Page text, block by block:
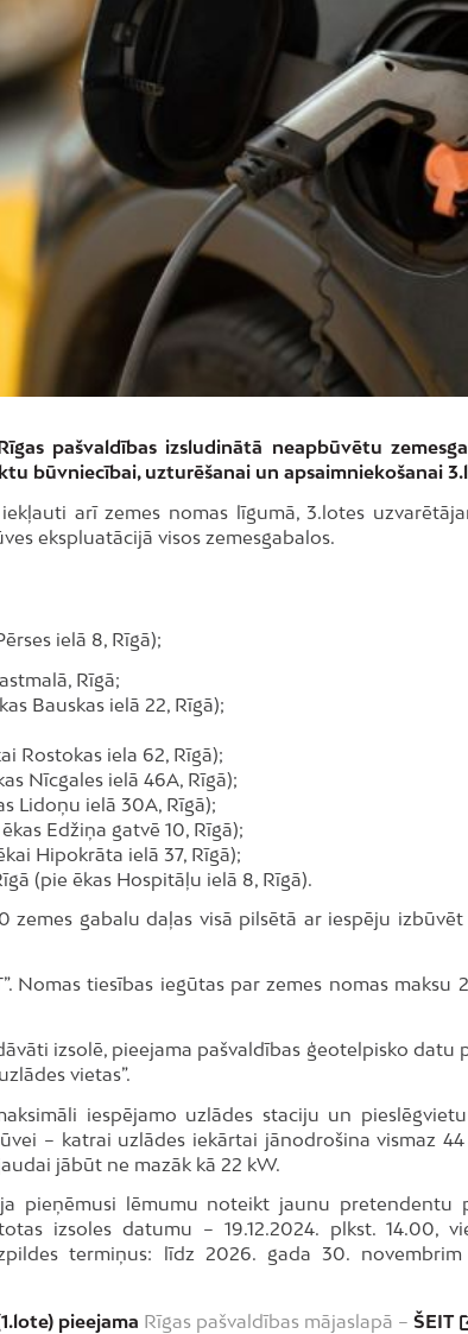
pašvaldības izsludinātā neapbūvētu
būvniecībai, uzturēšanai un apsaimniekošanai
arī zemes nomas līgumā, 3.lotes
ekspluatācijā visos zemesgabalos.
ielā 8, Rīgā);
Rīgā;
Bauskas ielā 22, Rīgā);
Rostokas iela 62, Rīgā);
Nīcgales ielā 46A, Rīgā);
Lidoņu ielā 30A, Rīgā);
Edžiņa gatvē 10, Rīgā);
Hipokrāta ielā 37, Rīgā);
(pie ēkas Hospitāļu ielā 8, Rīgā).
zemes gabalu daļas visā pilsētā ar iespēju
Nomas tiesības iegūtas par zemes nomas maksu
izsolē, pieejama pašvaldības ģeotelpisko datu
vietas”.
iespējamo uzlādes staciju un
– katrai uzlādes iekārtai jānodrošina vismaz
jābūt ne mazāk kā 22 kW.
pieņēmusi lēmumu noteikt jaunu pretendentu
izsoles datumu – 19.12.2024. plkst. 14.00,
termiņus: līdz 2026. gada 30.
pieejama Rīgas pašvaldības mājaslapā – ŠEIT